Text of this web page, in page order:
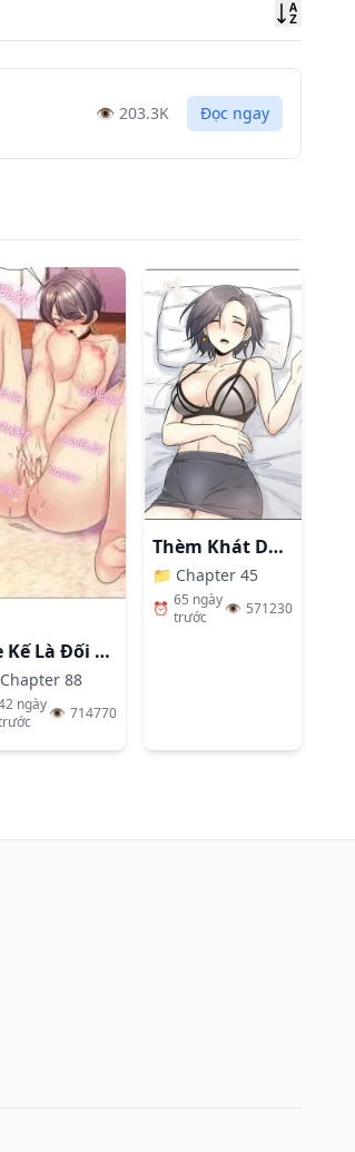
Sort
👁️ 203.3K Đọc ngay
Mẹ Kế Là Đối Tượng Làm Tình Của Tôi
Chapter 88
ngày👁️ 714770
Thèm Khát Dục Vọng
📁 Chapter 45
⏰ 65 ngày
trước
👁️ 571230